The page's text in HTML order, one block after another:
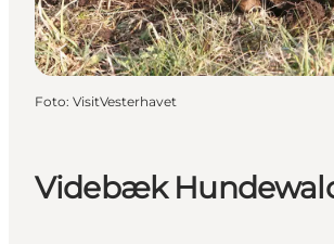
Videbæk
Foto: VisitVesterhavet